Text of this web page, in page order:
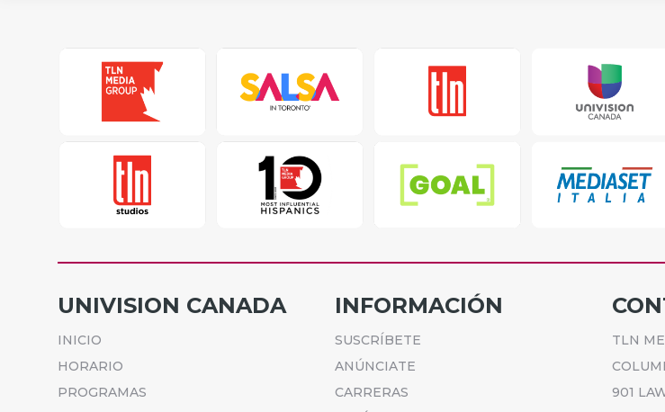
UNIVISION CANADA
INICIO
HORARIO
PROGRAMAS
INFORMACIÓN
SUSCRÍBETE
ANÚNCIATE
CARRERAS
TLN
901